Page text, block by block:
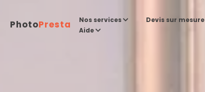
PhotoPresta Nos services Devis sur mesure
Aide